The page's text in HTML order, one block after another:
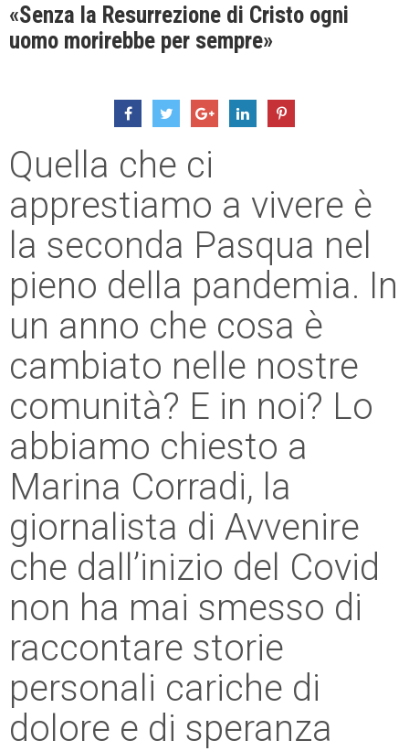
«Senza la Resurrezione di Cristo ogni
uomo morirebbe per sempre»
Quella che ci
apprestiamo a vivere è
la seconda Pasqua nel
pieno della pandemia. In
un anno che cosa è
cambiato nelle nostre
comunità? E in noi? Lo
abbiamo chiesto a
Marina Corradi, la
giornalista di Avvenire
che dall’inizio del Covid
non ha mai smesso di
raccontare storie
personali cariche di
dolore e di speranza